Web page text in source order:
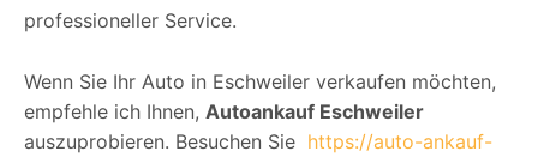
professioneller Service.
Wenn Sie Ihr Auto in Eschweiler verkaufen möchten,
empfehle ich Ihnen, Autoankauf Eschweiler
auszuprobieren. Besuchen Sie https://auto-ankauf-